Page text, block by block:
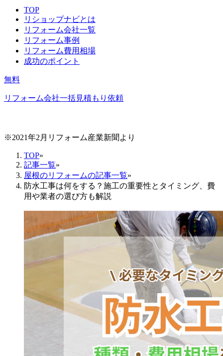
TOP
リショップナビとは
リフォーム会社一覧
リフォーム事例
リフォーム費用相場
成功のポイント
無料
リフォーム会社一括見積もり依頼
※2021年2月リフォーム産業新聞より
TOP»
記事一覧»
屋根のリフォームの記事一覧»
防水工事は何をする？施工の重要性とタイミング、費
用や業者の選び方も解説